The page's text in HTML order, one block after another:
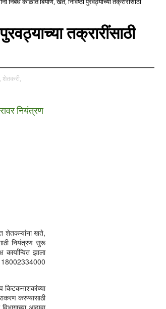
तक्रारींसाठी
शेतकरी,
नियंत्रण
शेतकऱ्यांना खते,
नियंत्रण सुरू
झाला
किटकनाशकांच्या
करण्यासाठी
आढावा